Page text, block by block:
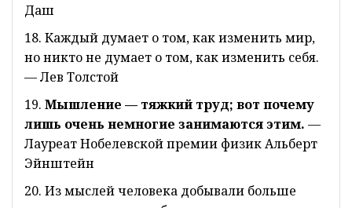
Даш
18. Каждый думает о том, как изменить мир,
но никто не думает о том, как изменить себя.
— Лев Толстой
19. Мышление — тяжкий труд; вот почему
лишь очень немногие занимаются этим. —
Лауреат Нобелевской премии физик Альберт
Эйнштейн
20. Из мыслей человека добывали больше